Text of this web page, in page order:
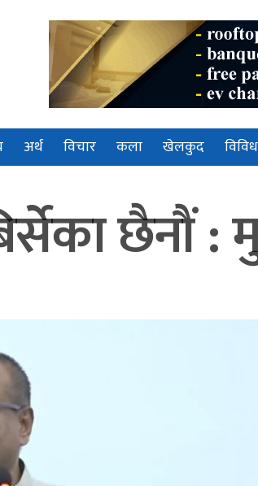
अर्थ विचार कला खेलकुद विविध
छैनौं :